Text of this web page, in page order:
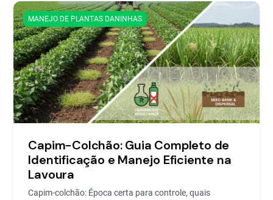
MANEJO DE PLANTAS DANINHAS
Capim-Colchão: Guia Completo de
Identificação e Manejo Eficiente na
Lavoura
Capim-colchão: Época certa para controle, quais